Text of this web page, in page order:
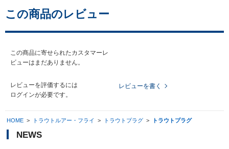
この商品のレビュー
この商品に寄せられたカスタマーレ
ビューはまだありません。
レビューを評価するには
ログインが必要です。
レビューを書く
HOME > トラウトルアー・フライ > トラウトプラグ > トラウトプラグ
NEWS